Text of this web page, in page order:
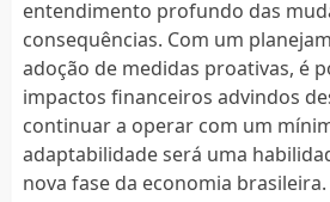
entendimento profundo das
consequências. Com um
adoção de medidas proativas, é
impactos financeiros advindos
continuar a operar com um
adaptabilidade será uma
nova fase da economia brasileira.